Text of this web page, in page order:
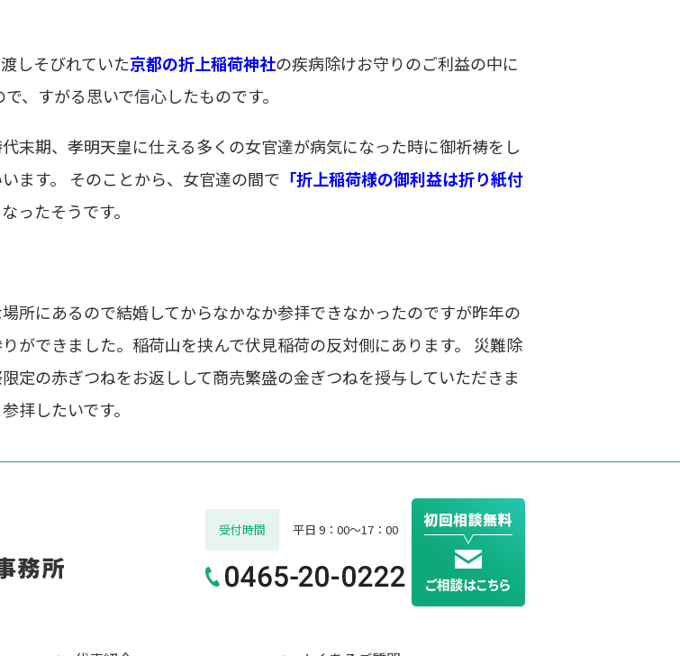
しそびれていた京都の折上稲荷神社の疾病除けお守りのご利益の中に
、すがる思いで信心したものです。
末期、孝明天皇に仕える多くの女官達が病気になった時に御祈祷をし
ます。 そのことから、女官達の間で 「折上稲荷様の御利益は折り紙付
ったそうです。
所にあるので結婚してからなかなか参拝できなかったのですが昨年の
ができました。稲荷山を挟んで伏見稲荷の反対側にあります。 災難除
定の赤ぎつねをお返しして商売繁盛の金ぎつねを授与していただきま
拝したいです。
受付時間 平日 9：00～17：00